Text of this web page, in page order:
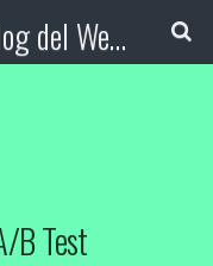
Booking Blog™ - Il blog del Web Marketing Turistico
b Test